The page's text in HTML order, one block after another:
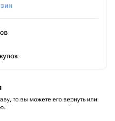
то вы можете его вернуть или